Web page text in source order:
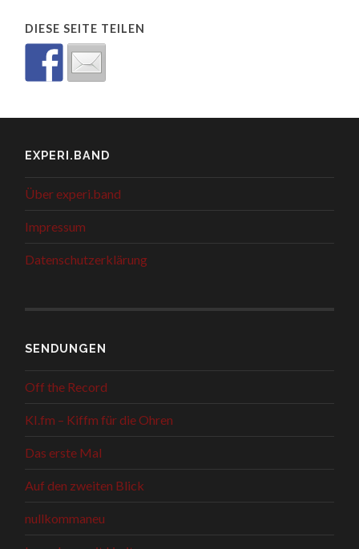
DIESE SEITE TEILEN
EXPERI.BAND
Über experi.band
Impressum
Datenschutzerklärung
SENDUNGEN
Off the Record
KI.fm – Kiffm für die Ohren
Das erste Mal
Auf den zweiten Blick
nullkommaneu